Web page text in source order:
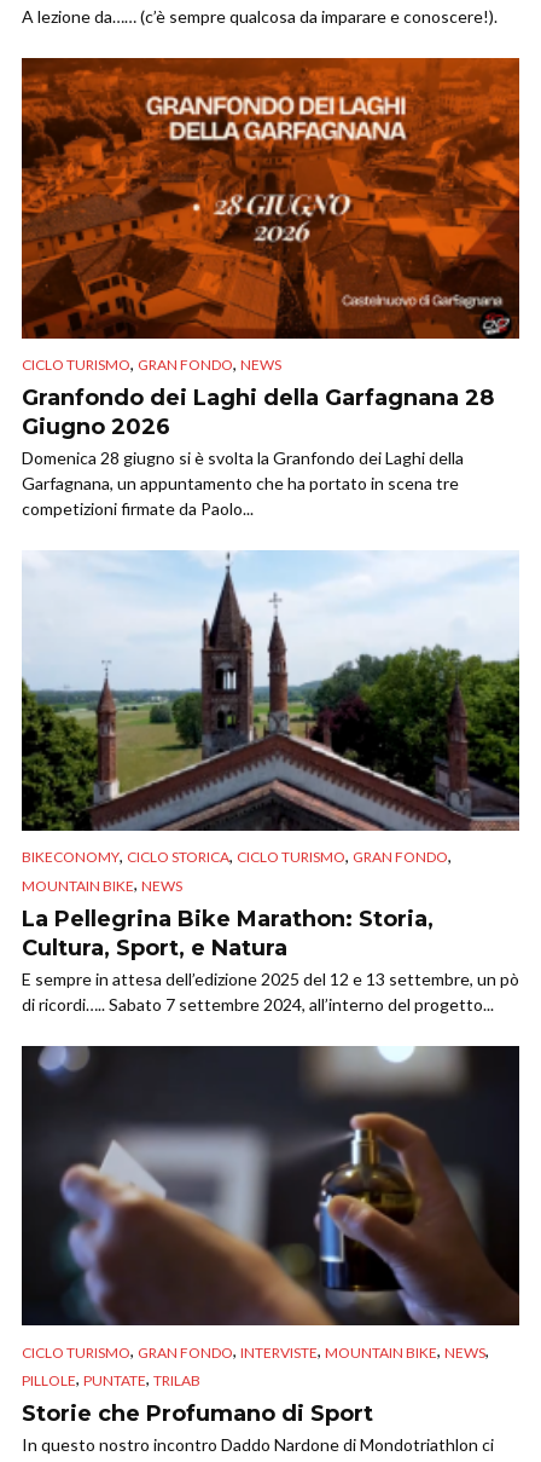
A lezione da…… (c’è sempre qualcosa da imparare e conoscere!).
CICLO TURISMO, GRAN FONDO, NEWS
Granfondo dei Laghi della Garfagnana 28
Giugno 2026
Domenica 28 giugno si è svolta la Granfondo dei Laghi della
Garfagnana, un appuntamento che ha portato in scena tre
competizioni firmate da Paolo...
BIKECONOMY, CICLO STORICA, CICLO TURISMO, GRAN FONDO,
MOUNTAIN BIKE, NEWS
La Pellegrina Bike Marathon: Storia,
Cultura, Sport, e Natura
E sempre in attesa dell’edizione 2025 del 12 e 13 settembre, un pò
di ricordi….. Sabato 7 settembre 2024, all’interno del progetto...
CICLO TURISMO, GRAN FONDO, INTERVISTE, MOUNTAIN BIKE, NEWS,
PILLOLE, PUNTATE, TRILAB
Storie che Profumano di Sport
In questo nostro incontro Daddo Nardone di Mondotriathlon ci